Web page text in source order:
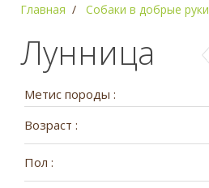
Главная Собаки в добрые руки
Лунница
Метис породы :
Возраст :
Пол :